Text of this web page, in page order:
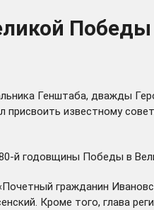
Победы
Генштаба, дважды
известному
й годовщины Победы в
гражданин
Кроме того, глава